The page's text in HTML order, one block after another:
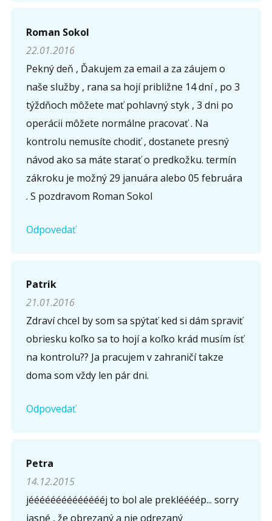
Roman Sokol
22.01.2016
Pekný deň , Ďakujem za email a za záujem o
naše služby , rana sa hojí približne 14 dní , po 3
týždňoch môžete mať pohlavný styk , 3 dni po
operácii môžete normálne pracovať . Na
kontrolu nemusíte chodiť , dostanete presný
návod ako sa máte starať o predkožku. termín
zákroku je možný 29 januára alebo 05 februára
. S pozdravom Roman Sokol
Odpovedať
Patrik
21.01.2016
Zdraví chcel by som sa spýtať ked si dám spraviť
obriesku koľko sa to hojí a koľko krád musím ísť
na kontrolu?? Ja pracujem v zahraničí takze
doma som vždy len pár dni.
Odpovedať
Petra
14.12.2015
jééééééééééééééj to bol ale prekléééép... sorry
jasné , že obrezaný a nie odrezaný